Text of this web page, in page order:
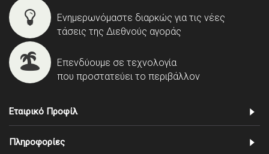
Ενημερωνόμαστε διαρκώς για τις νέες
τάσεις της Διεθνούς αγοράς
Επενδύουμε σε τεχνολογία
που προστατεύει το περιβάλλον
Εταιρικό Προφίλ
Πληροφορίες